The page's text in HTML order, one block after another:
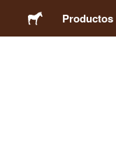
Productos